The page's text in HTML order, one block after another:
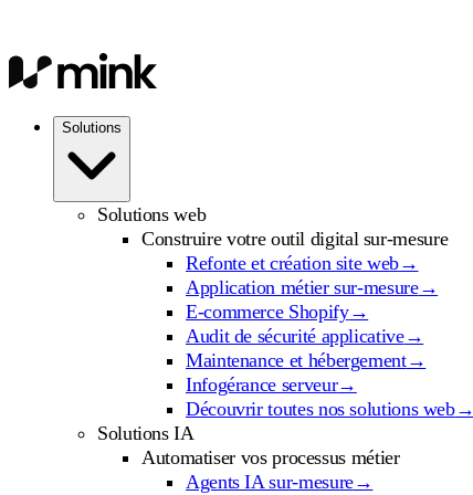
Solutions
Solutions web
Construire votre outil digital sur-mesure
Refonte et création site web→
Application métier sur-mesure→
E-commerce Shopify→
Audit de sécurité applicative→
Maintenance et hébergement→
Infogérance serveur→
Découvrir toutes nos solutions web→
Solutions IA
Automatiser vos processus métier
Agents IA sur-mesure→